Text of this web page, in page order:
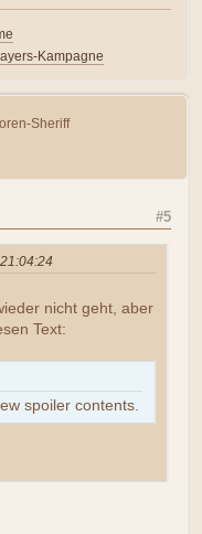
Kampagne
Sheriff
#5
nicht geht, aber
Text:
spoiler contents.